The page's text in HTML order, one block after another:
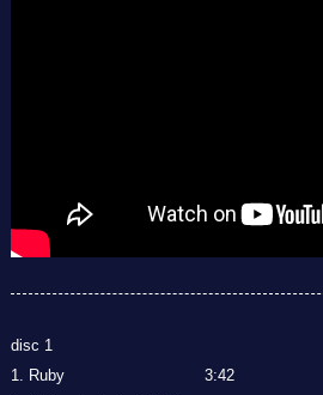
disc 1
1. Ruby 3:42